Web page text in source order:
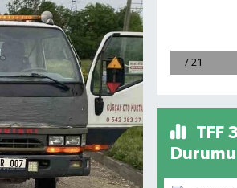
TFF
Durumu